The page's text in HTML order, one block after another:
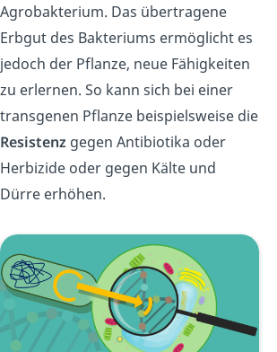
Agrobakterium. Das übertragene
Erbgut des Bakteriums ermöglicht es
jedoch der Pflanze, neue Fähigkeiten
zu erlernen. So kann sich bei einer
transgenen Pflanze beispielsweise die
Resistenz gegen Antibiotika oder
Herbizide oder gegen Kälte und
Dürre erhöhen.